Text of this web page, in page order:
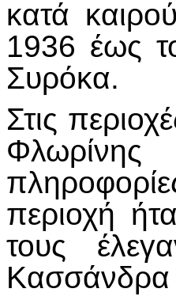
κατά
1936 έως
Συρόκα.
Στις
Φλωρίνης
περιοχή
τους
Κασσάνδρα